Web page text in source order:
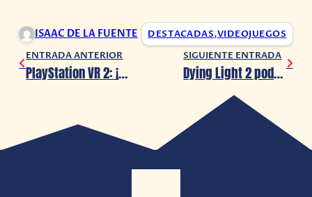
ISAAC DE LA FUENTE DESTACADAS,VIDEOJUEGOS
ENTRADA ANTERIOR
PlayStation VR 2: ¡Conoce los primeros detalles!
SIGUIENTE ENTRADA
Dying Light 2 podría llegar este 2021